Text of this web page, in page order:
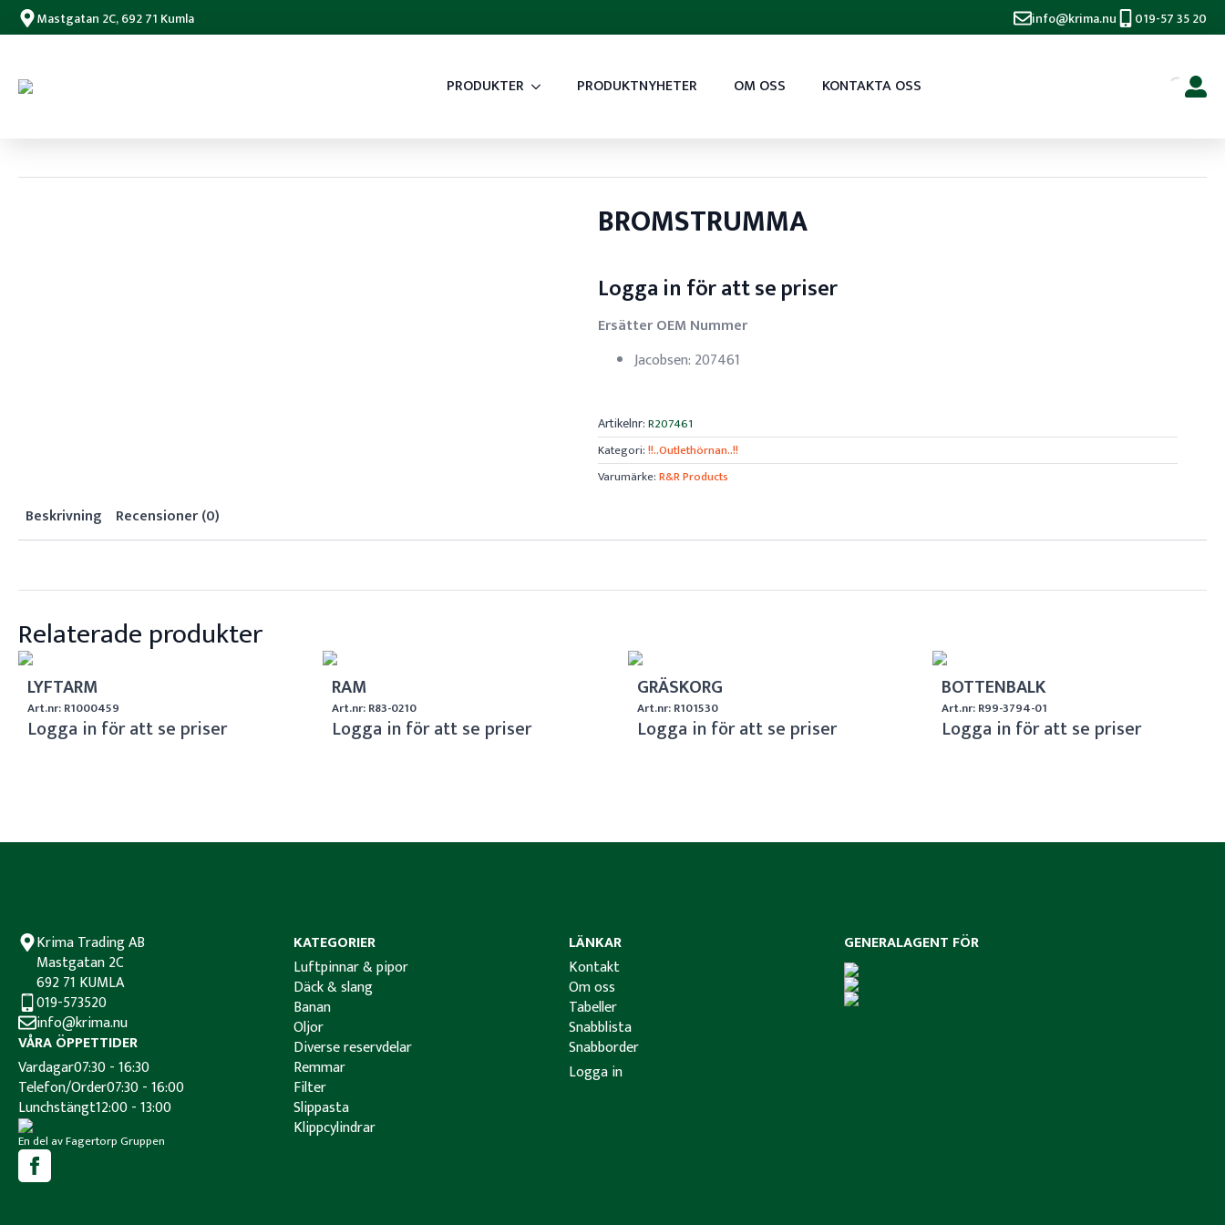
Mastgatan 2C, 692 71 Kumla info@krima.nu 019-57 35 20
PRODUKTER PRODUKTNYHETER OM OSS KONTAKTA OSS
BROMSTRUMMA
Logga in för att se priser
Ersätter OEM Nummer
Jacobsen: 207461
Artikelnr:R207461
Kategori:!!..Outlethörnan..!!
Varumärke:R&R Products
Beskrivning Recensioner (0)
Relaterade produkter
LYFTARM
Art.nr: R1000459
Logga in för att se priser
RAM
Art.nr: R83-0210
Logga in för att se priser
GRÄSKORG
Art.nr: R101530
Logga in för att se priser
BOTTENBALK
Art.nr: R99-3794-01
Logga in för att se priser
Krima Trading AB
Mastgatan 2C
692 71 KUMLA
019-573520
info@krima.nu
VÅRA ÖPPETTIDER
Vardagar07:30 - 16:30
Telefon/Order07:30 - 16:00
Lunchstängt12:00 - 13:00
En del av Fagertorp Gruppen
KATEGORIER
Luftpinnar & pipor
Däck & slang
Banan
Oljor
Diverse reservdelar
Remmar
Filter
Slippasta
Klippcylindrar
LÄNKAR
Kontakt
Om oss
Tabeller
Snabblista
Snabborder
Logga in
GENERALAGENT FÖR